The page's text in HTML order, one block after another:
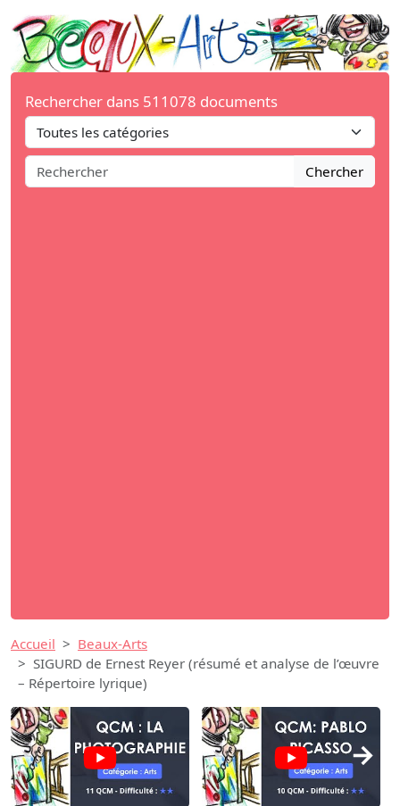
Rechercher dans 511078 documents
Chercher
Accueil
Beaux-Arts
SIGURD de Ernest Reyer (résumé et analyse de l’œuvre
– Répertoire lyrique)
→